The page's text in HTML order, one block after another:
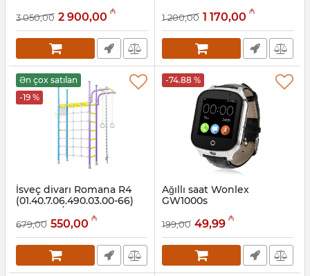
3 050,00 2 900,00 ₼
Artikul: 010001089
1 200,00 1 170,00 ₼
Ən çox satılan
-19 %
İsveç divarı Romana R4
(01.40.7.06.490.03.00-66)
yasəmən/mavi
Artikul: 001002047
679,00 550,00 ₼
-74.88 %
Ağıllı saat Wonlex
GW1000s
199,00 49,99 ₼